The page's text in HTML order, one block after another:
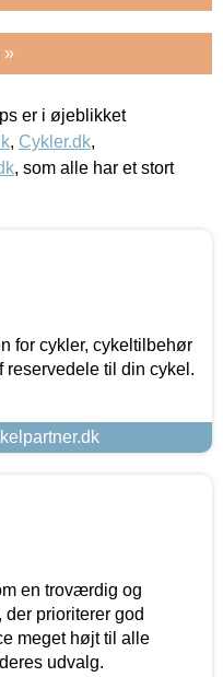
»
er i øjeblikket
, Cykler.dk,
, som alle har et stort
for cykler, cykeltilbehør
reservedele til din cykel.
en troværdig og
prioriterer god
meget højt til alle
udvalg.